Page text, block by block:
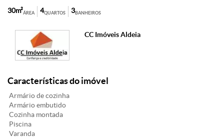
ÁREA
30m² QUARTOS
4 BANHEIROS
3
CC Imóveis Aldeia
Características do imóvel
Armário de cozinha
Armário embutido
Cozinha montada
Piscina
Varanda